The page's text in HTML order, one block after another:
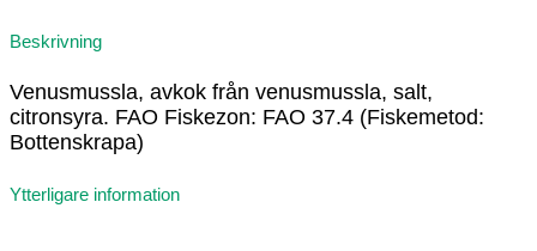
Beskrivning
Venusmussla, avkok från venusmussla, salt,
citronsyra. FAO Fiskezon: FAO 37.4 (Fiskemetod:
Bottenskrapa)
Ytterligare information